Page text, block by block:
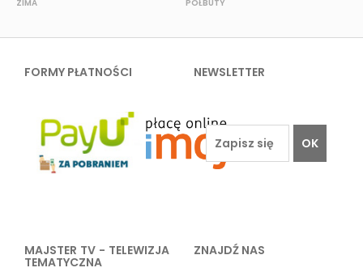
ZIMA
PÓŁBUTY
FORMY PŁATNOŚCI NEWSLETTER
OK
MAJSTER TV - TELEWIZJA
TEMATYCZNA
ZNAJDŹ NAS